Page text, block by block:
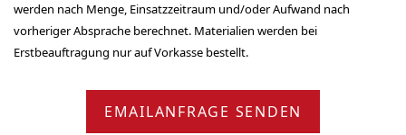
werden nach Menge, Einsatzzeitraum und/oder Aufwand nach
vorheriger Absprache berechnet. Materialien werden bei
Erstbeauftragung nur auf Vorkasse bestellt.
EMAILANFRAGE SENDEN